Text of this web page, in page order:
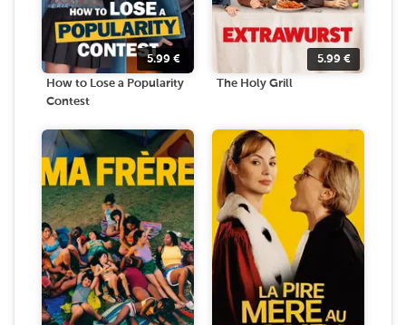
5.99 €
How to Lose a Popularity
Contest
5.99 €
The Holy Grill